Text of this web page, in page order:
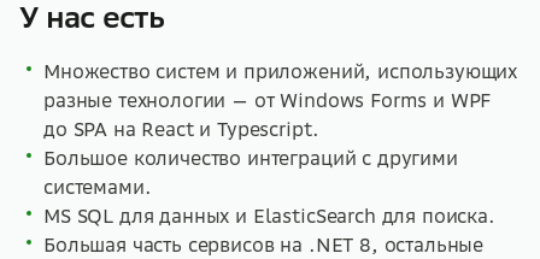
У нас есть
Множество систем и приложений, использующих
разные технологии — от Windows Forms и WPF
до SPA на React и Typescript.
Большое количество интеграций с другими
системами.
MS SQL для данных и ElasticSearch для поиска.
Большая часть сервисов на .NET 8, остальные